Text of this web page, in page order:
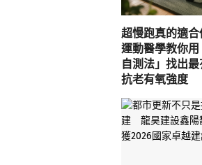
超慢跑真的適合
運動醫學教你用
自測法」找出
抗老有氧強度